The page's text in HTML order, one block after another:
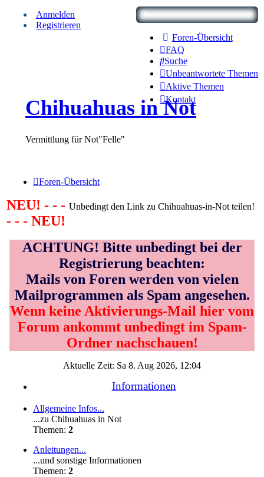
Foren-Übersicht
FAQ
Suche
Unbeantwortete Themen
Aktive Themen
Kontakt
Anmelden
Registrieren
Chihuahuas in Not
Vermittlung für Not"Felle"
Foren-Übersicht
NEU! - - - Unbedingt den Link zu Chihuahuas-in-Not teilen!
- - - NEU!
ACHTUNG! Bitte unbedingt bei der
Registrierung beachten:
Mails von Foren werden von vielen
Mailprogrammen als Spam angesehen.
Wenn keine Aktivierungs-Mail hier vom
Forum ankommt unbedingt im Spam-
Ordner nachschauen!
Aktuelle Zeit: Sa 8. Aug 2026, 12:04
Informationen
Allgemeine Infos...
...zu Chihuahuas in Not
Themen: 2
Anleitungen...
...und sonstige Informationen
Themen: 2